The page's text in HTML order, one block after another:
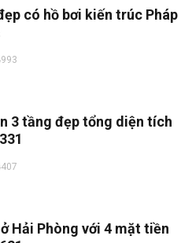
có hồ bơi kiến trúc Pháp
3 tầng đẹp tổng diện tích
Hải Phòng với 4 mặt tiền